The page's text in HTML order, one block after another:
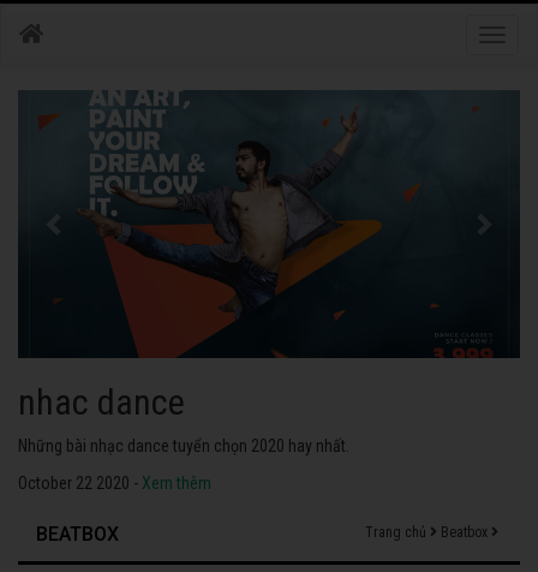
nhac dance
Những bài nhạc dance tuyển chọn 2020 hay nhất.
October 22 2020 - Xem thêm
BEATBOX Trang chủ Beatbox